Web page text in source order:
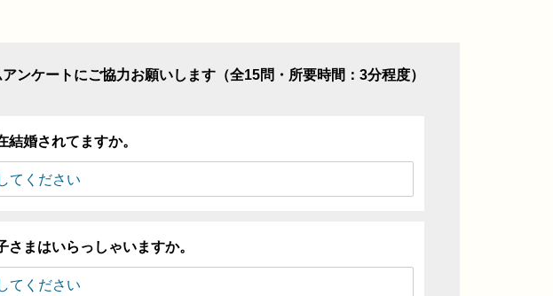
アンケートにご協力お願いします（全15問・所要時間：3分程度）
結婚されてますか。
さまはいらっしゃいますか。